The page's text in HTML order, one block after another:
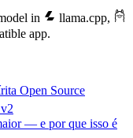
in llama.cpp,
app.
Open Source
— e por que isso é